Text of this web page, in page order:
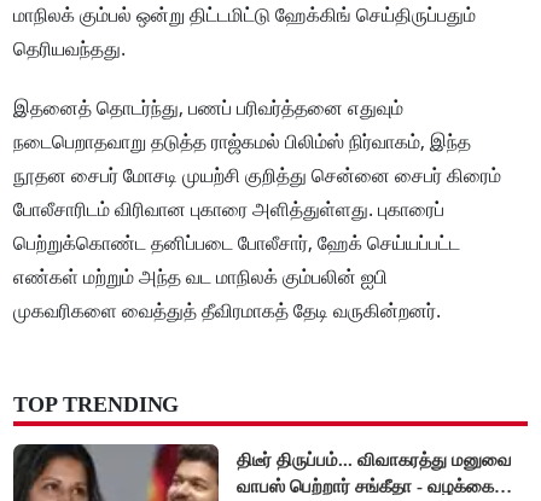
மாநிலக் கும்பல் ஒன்று திட்டமிட்டு ஹேக்கிங் செய்திருப்பதும்
தெரியவந்தது.
இதனைத் தொடர்ந்து, பணப் பரிவர்த்தனை எதுவும்
நடைபெறாதவாறு தடுத்த ராஜ்கமல் பிலிம்ஸ் நிர்வாகம், இந்த
நூதன சைபர் மோசடி முயற்சி குறித்து சென்னை சைபர் கிரைம்
போலீசாரிடம் விரிவான புகாரை அளித்துள்ளது. புகாரைப்
பெற்றுக்கொண்ட தனிப்படை போலீசார், ஹேக் செய்யப்பட்ட
எண்கள் மற்றும் அந்த வட மாநிலக் கும்பலின் ஐபி
முகவரிகளை வைத்துத் தீவிரமாகத் தேடி வருகின்றனர்.
TOP TRENDING
திடீர் திருப்பம்... விவாகரத்து மனுவை
வாபஸ் பெற்றார் சங்கீதா - வழக்கை